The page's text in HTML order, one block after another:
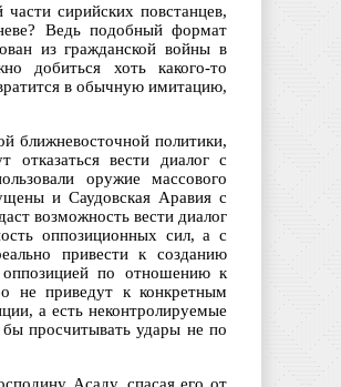
сирийских повстанцев,
Ведь подобный формат
из гражданской войны в
добиться хоть какого-то
в обычную имитацию,
ближневосточной политики,
отказаться вести диалог с
оружие массового
и Саудовская Аравия с
возможность вести диалог
оппозиционных сил, а с
привести к созданию
оппозицией по отношению к
не приведут к конкретным
а есть неконтролируемые
просчитывать удары не по